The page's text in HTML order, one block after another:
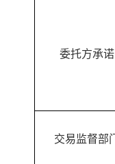
委托方承诺
交易监督部门